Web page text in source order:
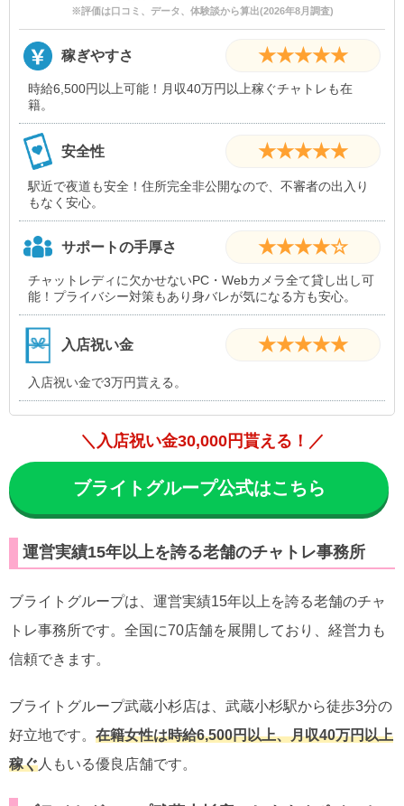
※評価は口コミ、データ、体験談から算出(2026年8月調査)
稼ぎやすさ ★★★★★
時給6,500円以上可能！月収40万円以上稼ぐチャトレも在
籍。
安全性 ★★★★★
駅近で夜道も安全！住所完全非公開なので、不審者の出入り
もなく安心。
サポートの手厚さ ★★★★☆
チャットレディに欠かせないPC・Webカメラ全て貸し出し可
能！プライバシー対策もあり身バレが気になる方も安心。
入店祝い金 ★★★★★
入店祝い金で3万円貰える。
＼入店祝い金30,000円貰える！／
ブライトグループ公式はこちら
運営実績15年以上を誇る老舗のチャトレ事務所
ブライトグループは、運営実績15年以上を誇る老舗のチャ
トレ事務所です。全国に70店舗を展開しており、経営力も
信頼できます。
ブライトグループ武蔵小杉店は、武蔵小杉駅から徒歩3分の
好立地です。 在籍女性は時給6,500円以上、月収40万円以上
稼ぐ 人もいる優良店舗です。